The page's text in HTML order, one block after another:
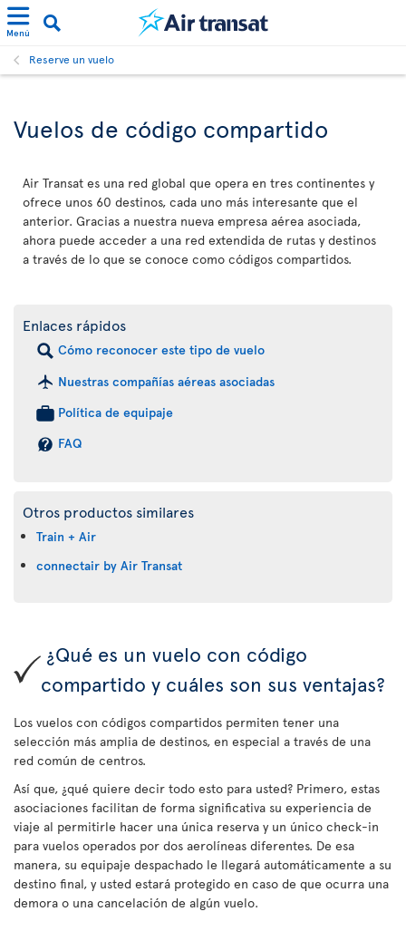
Menú
Reserve un vuelo
Vuelos de código compartido
Air Transat es una red global que opera en tres continentes y
ofrece unos 60 destinos, cada uno más interesante que el
anterior. Gracias a nuestra nueva empresa aérea asociada,
ahora puede acceder a una red extendida de rutas y destinos
a través de lo que se conoce como códigos compartidos.
Enlaces rápidos
Cómo reconocer este tipo de vuelo
Nuestras compañías aéreas asociadas
Política de equipaje
FAQ
Otros productos similares
Train + Air
connectair by Air Transat
¿Qué es un vuelo con código
compartido y cuáles son sus ventajas?
Los vuelos con códigos compartidos permiten tener una
selección más amplia de destinos, en especial a través de una
red común de centros.
Así que, ¿qué quiere decir todo esto para usted? Primero, estas
asociaciones facilitan de forma significativa su experiencia de
viaje al permitirle hacer una única reserva y un único check-in
para vuelos operados por dos aerolíneas diferentes. De esa
manera, su equipaje despachado le llegará automáticamente a su
destino final, y usted estará protegido en caso de que ocurra una
demora o una cancelación de algún vuelo.